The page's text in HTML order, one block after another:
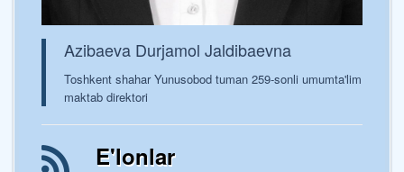
Azibaeva Durjamol Jaldibaevna
Toshkent shahar Yunusobod tuman 259-sonli umumta'lim
maktab direktori
E'lonlar